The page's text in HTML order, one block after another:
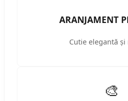
ARANJAMENT
Cutie elegantă
🎨